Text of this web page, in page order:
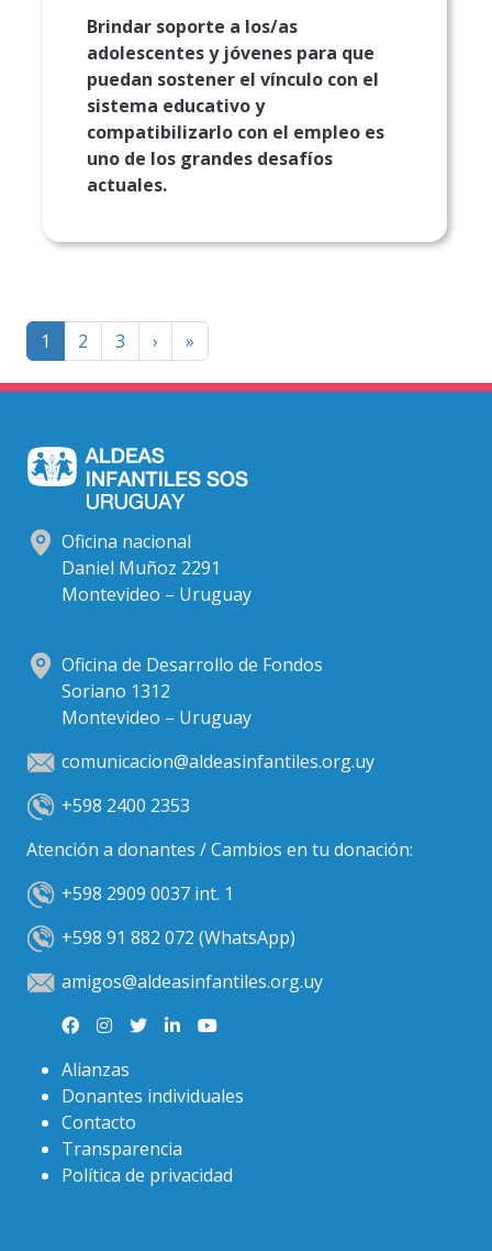
Brindar soporte a los/as
adolescentes y jóvenes para que
puedan sostener el vínculo con el
sistema educativo y
compatibilizarlo con el empleo es
uno de los grandes desafíos
actuales.
Paginación
1 2 3 › Página
siguiente
»
page
Oficina nacional
Daniel Muñoz 2291
Montevideo – Uruguay
Oficina de Desarrollo de Fondos
Soriano 1312
Montevideo – Uruguay
comunicacion@aldeasinfantiles.org.uy
+598 2400 2353
Atención a donantes / Cambios en tu donación:
+598 2909 0037 int. 1
+598 91 882 072 (WhatsApp)
amigos@aldeasinfantiles.org.uy
Alianzas
Donantes individuales
Contacto
Transparencia
Política de privacidad